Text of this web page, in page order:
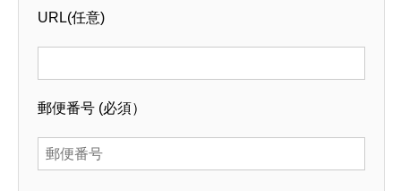
URL(任意)
郵便番号 (必須）